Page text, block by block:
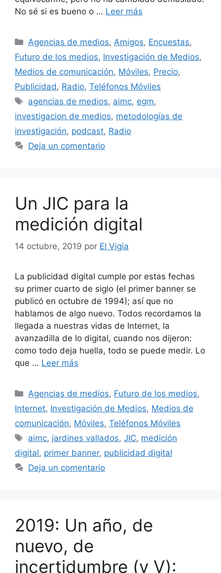
No sé si es bueno o … Leer más
Categorías
Agencias de medios,Amigos, Encuestas,
Futuro de los medios, Investigación de Medios,
Medios de comunicación, Móviles, Precio,
Publicidad, Radio, Teléfonos Móviles
Etiquetas
agencias de medios, aimc, egm,
investigacion de medios, metodologías de
investigación, podcast, Radio
Deja un comentario
Un JIC para la
medición digital
14 octubre, 2019 por El Vigia
La publicidad digital cumple por estas fechas
su primer cuarto de siglo (el primer banner se
publicó en octubre de 1994); así que no
hablamos de algo nuevo. Todos recordamos la
llegada a nuestras vidas de Internet, la
avanzadilla de lo digital, cuando nos dijeron:
como todo deja huella, todo se puede medir. Lo
que … Leer más
Categorías
Agencias de medios, Futuro de los medios,
Internet, Investigación de Medios, Medios de
comunicación, Móviles, Teléfonos Móviles
Etiquetas
aimc, jardines vallados,JIC, medición
digital, primer banner, publicidad digital
Deja un comentario
2019: Un año, de
nuevo, de
incertidumbre (y V):